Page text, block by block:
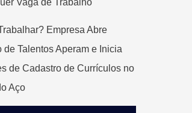
Vaga de Trabalho
Empresa Abre
de Talentos Aperam e Inicia
de Cadastro de Currículos no
Aço